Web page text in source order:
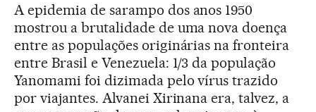
A epidemia de sarampo dos anos 1950
mostrou a brutalidade de uma nova doença
entre as populações originárias na fronteira
entre Brasil e Venezuela: 1/3 da população
Yanomami foi dizimada pelo vírus trazido
por viajantes. Alvanei Xirinana era, talvez, a